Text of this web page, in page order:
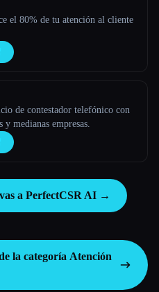
el 80% de tu atención al cliente
de contestador telefónico con
y medianas empresas.
a PerfectCSR AI →
la categoría Atención